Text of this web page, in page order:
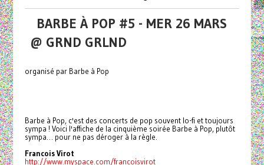
BARBE À POP #5 - MER 26 MARS
@ GRND GRLND
organisé par Barbe à Pop
Barbe à Pop, c'est des concerts de pop souvent lo-fi et toujours
sympa ! Voici l'affiche de la cinquième soirée Barbe à Pop, plutôt
sympa… pour ne pas déroger à la règle.
Francois Virot
http://www.myspace.com/francoisvirot